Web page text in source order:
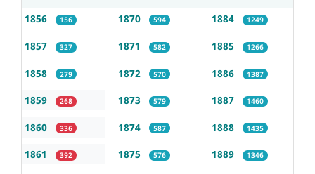
1856 156
1857 327
1858 279
1859 268
1860 336
1861 392
1870 594
1871 582
1872 570
1873 579
1874 587
1875 576
1884 1249
1885 1266
1886 1387
1887 1460
1888 1435
1889 1346